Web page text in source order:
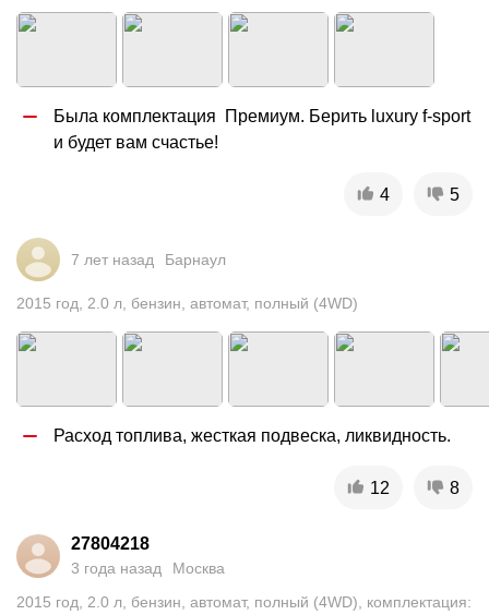
Была комплектация  Премиум. Берить luxury f-sport
и будет вам счастье!
4 5
7 лет назад Барнаул
2015 год 2.0 л бензин автомат, полный (4WD)
Расход топлива, жесткая подвеска, ликвидность.
12 8
27804218
3 года назад
Москва
2015 год 2.0 л бензин автомат, полный (4WD)
комплектация: